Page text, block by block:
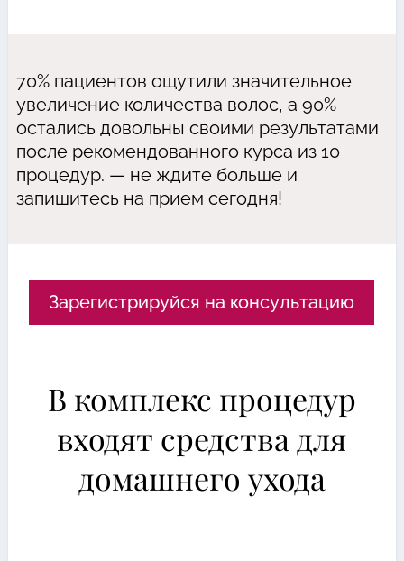
70% пациентов ощутили значительное
увеличение количества волос, а 90%
остались довольны своими результатами
после рекомендованного курса из 10
процедур. — не ждите больше и
запишитесь на прием сегодня!
Зарегистрируйся на консультацию
В комплекс процедур
входят средства для
домашнего ухода